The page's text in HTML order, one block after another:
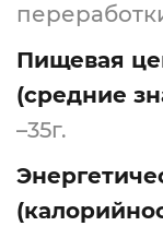
Пищевая
(средние
–35г.